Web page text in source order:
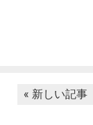
« 新しい記事